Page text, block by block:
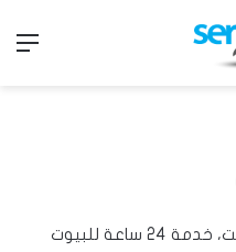
فني ستلايت في جميع مدن الكويت، خدمة 24 ساعة للبيوت